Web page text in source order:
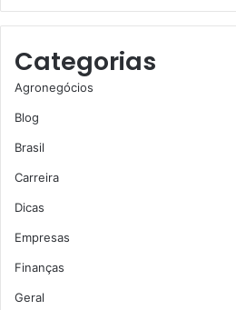
Categorias
Agronegócios
Blog
Brasil
Carreira
Dicas
Empresas
Finanças
Geral